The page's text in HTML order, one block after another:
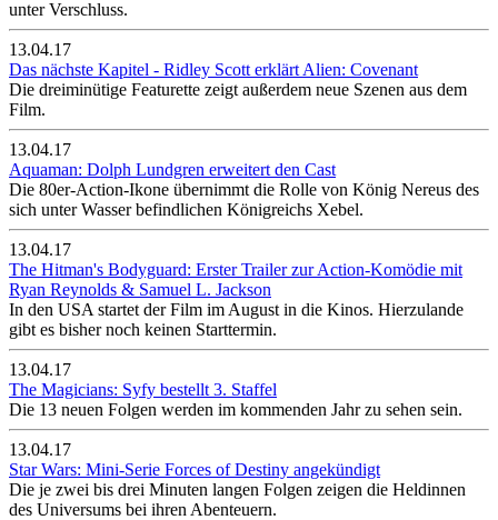
unter Verschluss.
13.04.17
Das nächste Kapitel - Ridley Scott erklärt Alien: Covenant
Die dreiminütige Featurette zeigt außerdem neue Szenen aus dem
Film.
13.04.17
Aquaman: Dolph Lundgren erweitert den Cast
Die 80er-Action-Ikone übernimmt die Rolle von König Nereus des
sich unter Wasser befindlichen Königreichs Xebel.
13.04.17
The Hitman's Bodyguard: Erster Trailer zur Action-Komödie mit
Ryan Reynolds & Samuel L. Jackson
In den USA startet der Film im August in die Kinos. Hierzulande
gibt es bisher noch keinen Starttermin.
13.04.17
The Magicians: Syfy bestellt 3. Staffel
Die 13 neuen Folgen werden im kommenden Jahr zu sehen sein.
13.04.17
Star Wars: Mini-Serie Forces of Destiny angekündigt
Die je zwei bis drei Minuten langen Folgen zeigen die Heldinnen
des Universums bei ihren Abenteuern.